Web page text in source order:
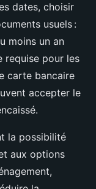
dates, choisir
usuels :
moins un an
requise pour les
carte bancaire
accepter le
la possibilité
aux options